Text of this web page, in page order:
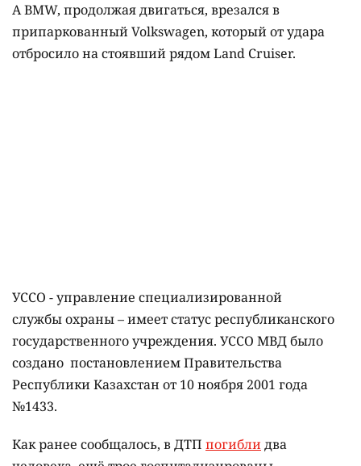
А BMW, продолжая двигаться, врезался в
припаркованный Volkswagen, который от удара
отбросило на стоявший рядом Land Cruiser.
УССО - управление специализированной
службы охраны – имеет статус республиканского
государственного учреждения. УССО МВД было
создано постановлением Правительства
Республики Казахстан от 10 ноября 2001 года
№1433.
Как ранее сообщалось, в ДТП погиблидва